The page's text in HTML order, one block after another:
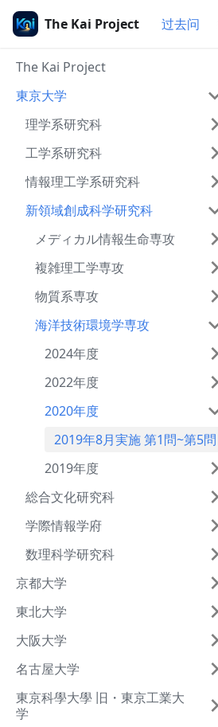
The Kai Project 过去问
The Kai Project
東京大学
理学系研究科
工学系研究科
情報理工学系研究科
新領域創成科学研究科
メディカル情報生命専攻
複雑理工学専攻
物質系専攻
海洋技術環境学専攻
2024年度
2022年度
2020年度
2019年8月実施 第1問~第5問
2019年度
総合文化研究科
学際情報学府
数理科学研究科
京都大学
東北大学
大阪大学
名古屋大学
東京科學大學 旧・東京工業大
学